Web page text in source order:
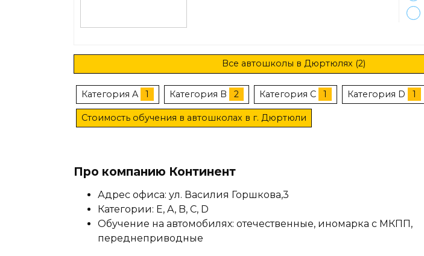
Все автошколы в Дюртюлях (2)
Категория A 1 Категория B 2 Категория C 1 Категория D 1
Стоимость обучения в автошколах в г. Дюртюли
Про компанию Континент
Адрес офиса: ул. Василия Горшкова,3
Категории: E, A, B, C, D
Обучение на автомобилях: отечественные, иномарка с МКПП,
переднеприводные